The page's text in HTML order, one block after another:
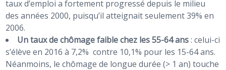
taux d’emploi a fortement progressé depuis le milieu
des années 2000, puisqu’il atteignait seulement 39% en
2006.
Un taux de chômage faible chez les 55-64 ans: celui-ci
s’élève en 2016 à 7,2% contre 10,1% pour les 15-64 ans.
Néanmoins, le chômage de longue durée (> 1 an) touche